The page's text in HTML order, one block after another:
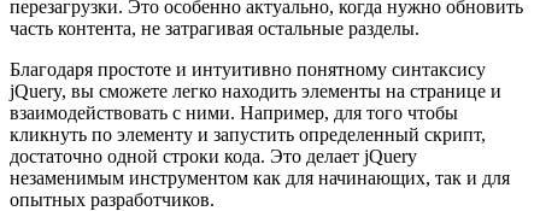
перезагрузки. Это особенно актуально, когда нужно обновить
часть контента, не затрагивая остальные разделы.
Благодаря простоте и интуитивно понятному синтаксису
jQuery, вы сможете легко находить элементы на странице и
взаимодействовать с ними. Например, для того чтобы
кликнуть по элементу и запустить определенный скрипт,
достаточно одной строки кода. Это делает jQuery
незаменимым инструментом как для начинающих, так и для
опытных разработчиков.